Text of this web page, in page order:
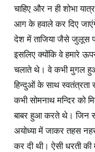
चाहिए और न ही शोभा
आग के हवाले कर दिए
देश में ताजिया जैसे जुलूस
इसलिए क्योंकि वे हमारे
चलाते थे। वे कभी मुगल
हिन्दुओं के साथ स्वतंत्रता
कभी सोमनाथ मन्दिर को
बाबर हुआ करते थे। जिन
अयोध्या में जाकर तहस
कर दी थी। ऐसी धरती की